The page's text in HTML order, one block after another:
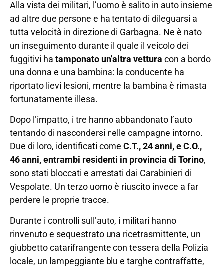
Alla vista dei militari, l’uomo è salito in auto insieme
ad altre due persone e ha tentato di dileguarsi a
tutta velocità in direzione di Garbagna. Ne è nato
un inseguimento durante il quale il veicolo dei
fuggitivi ha tamponato un’altra vettura con a bordo
una donna e una bambina: la conducente ha
riportato lievi lesioni, mentre la bambina è rimasta
fortunatamente illesa.
Dopo l’impatto, i tre hanno abbandonato l’auto
tentando di nascondersi nelle campagne intorno.
Due di loro, identificati come C.T., 24 anni, e C.O.,
46 anni, entrambi residenti in provincia di Torino,
sono stati bloccati e arrestati dai Carabinieri di
Vespolate. Un terzo uomo è riuscito invece a far
perdere le proprie tracce.
Durante i controlli sull’auto, i militari hanno
rinvenuto e sequestrato una ricetrasmittente, un
giubbetto catarifrangente con tessera della Polizia
locale, un lampeggiante blu e targhe contraffatte,